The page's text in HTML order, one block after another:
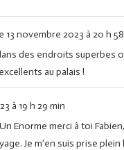
13 novembre 2023 à 20 h
des endroits superbes
au palais !
à 19 h 29 min
Enorme merci à toi
Je m'en suis prise plein